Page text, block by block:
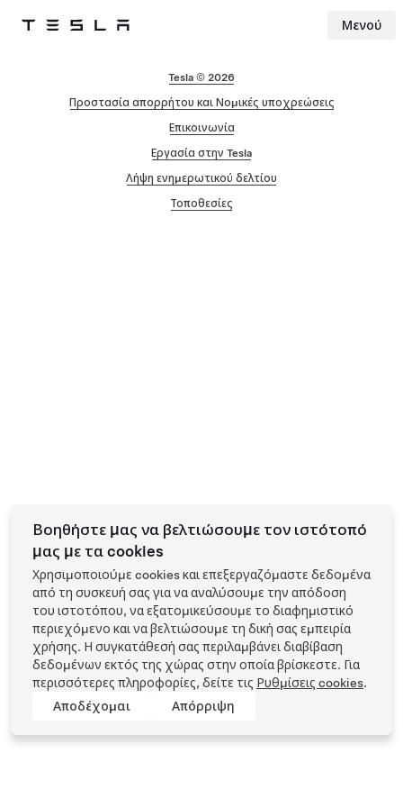
Tesla Μενού
Tesla © 2026
Προστασία απορρήτου και Νομικές υποχρεώσεις
Επικοινωνία
Εργασία στην Tesla
Λήψη ενημερωτικού δελτίου
Τοποθεσίες
Βοηθήστε μας να βελτιώσουμε τον ιστότοπό
μας με τα cookies
Χρησιμοποιούμε cookies και επεξεργαζόμαστε δεδομένα
από τη συσκευή σας για να αναλύσουμε την απόδοση
του ιστοτόπου, να εξατομικεύσουμε το διαφημιστικό
περιεχόμενο και να βελτιώσουμε τη δική σας εμπειρία
χρήσης. Η συγκατάθεσή σας περιλαμβάνει διαβίβαση
δεδομένων εκτός της χώρας στην οποία βρίσκεστε. Για
περισσότερες πληροφορίες, δείτε τις Ρυθμίσεις cookies.
Αποδέχομαι
Απόρριψη